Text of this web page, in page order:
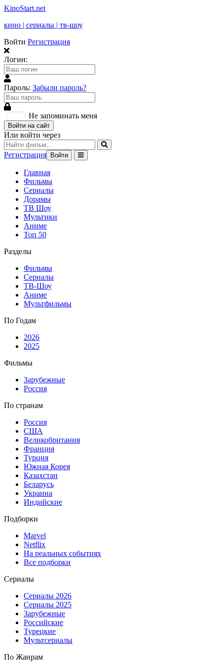
KinoStart.net
кино | сериалы | тв-шоу
Войти Регистрация
Логин:
Пароль: Забыли пароль?
Не запоминать меня
Войти на сайт
Или войти через
Регистрация Войти
Главная
Фильмы
Сериалы
Дорамы
ТВ Шоу
Мультики
Аниме
Топ 50
Разделы
Фильмы
Сериалы
ТВ-Шоу
Аниме
Мультфильмы
По Годам
2026
2025
Фильмы
Зарубежные
Россия
По странам
Россия
США
Великобритания
Франция
Турция
Южная Корея
Казахстан
Беларусь
Украина
Индийские
Подборки
Marvel
Netflix
На реальных событиях
Все подборки
Сериалы
Сериалы 2026
Сериалы 2025
Зарубежные
Российские
Турецкие
Мультсериалы
По Жанрам